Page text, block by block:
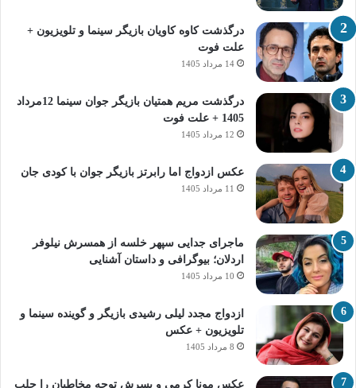
درگذشت کاوه کاویان بازیگر سینما و تلویزیون +
علت فوت
14 مرداد 1405
درگذشت مریم همتیان بازیگر جوان سینما 12مرداد
1405 + علت فوت
12 مرداد 1405
عکس ازدواج اما رابرتز بازیگر جوان با کودی جان
11 مرداد 1405
ماجرای جدایی سپهر خلسه از همسرش نیلوفر
اردلان؛ بیوگرافی و داستان آشنایی
10 مرداد 1405
ازدواج مجدد لیلی رشیدی بازیگر و گوینده سینما و
تلویزیون + عکس
8 مرداد 1405
عکس مونا کرمی و پسرش توجه مخاطبان را جلب